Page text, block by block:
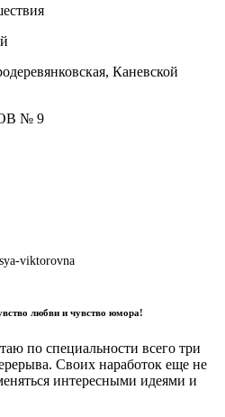
Каневской
№ 9
viktorovna
любви и чувство юмора!
по специальности всего три
Своих наработок еще не
интересными идеями и